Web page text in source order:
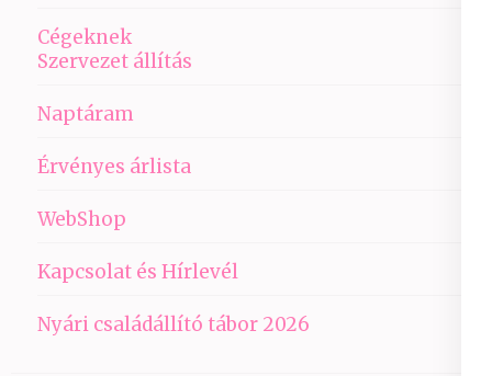
Cégeknek
Szervezet állítás
Naptáram
Érvényes árlista
WebShop
Kapcsolat és Hírlevél
Nyári családállító tábor 2026